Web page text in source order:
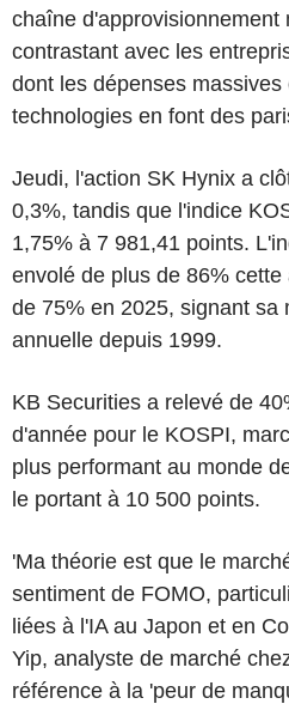
chaîne d'approvisionnement
contrastant avec les
dont les dépenses
technologies en font des
Jeudi, l'action SK Hynix a
0,3%, tandis que l'indice
1,75% à 7 981,41 points.
envolé de plus de 86%
de 75% en 2025, signant sa
annuelle depuis 1999.
KB Securities a relevé de
d'année pour le KOSPI,
plus performant au monde
le portant à 10 500 points.
'Ma théorie est que le
sentiment de FOMO,
liées à l'IA au Japon et en
Yip, analyste de marché
référence à la 'peur de